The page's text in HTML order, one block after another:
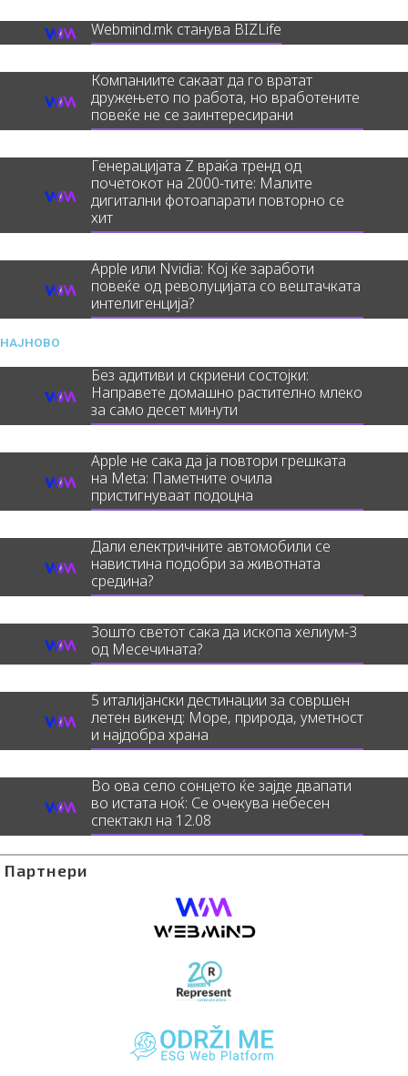
Webmind.mk станува BIZLife
Компаниите сакаат да го вратат
дружењето по работа, но вработените
повеќе не се заинтересирани
Генерацијата Z враќа тренд од
почетокот на 2000-тите: Малите
дигитални фотоапарати повторно се
хит
Apple или Nvidia: Кој ќе заработи
повеќе од револуцијата со вештачката
интелигенција?
НАЈНОВО
Без адитиви и скриени состојки:
Направете домашно растително млеко
за само десет минути
Apple не сака да ја повтори грешката
на Meta: Паметните очила
пристигнуваат подоцна
Дали електричните автомобили се
навистина подобри за животната
средина?
Зошто светот сака да ископа хелиум-3
од Месечината?
5 италијански дестинации за совршен
летен викенд: Море, природа, уметност
и најдобра храна
Во ова село сонцето ќе зајде двапати
во истата ноќ: Се очекува небесен
спектакл на 12.08
Партнери